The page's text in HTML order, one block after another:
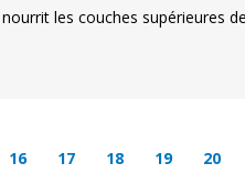
les couches supérieures
16 17 18 19 20